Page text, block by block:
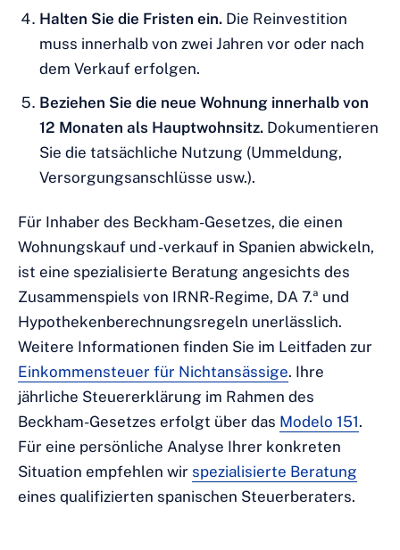
Halten Sie die Fristen ein. Die Reinvestition
muss innerhalb von zwei Jahren vor oder nach
dem Verkauf erfolgen.
Beziehen Sie die neue Wohnung innerhalb von
12 Monaten als Hauptwohnsitz. Dokumentieren
Sie die tatsächliche Nutzung (Ummeldung,
Versorgungsanschlüsse usw.).
Für Inhaber des Beckham-Gesetzes, die einen
Wohnungskauf und -verkauf in Spanien abwickeln,
ist eine spezialisierte Beratung angesichts des
Zusammenspiels von IRNR-Regime, DA 7.ª und
Hypothekenberechnungsregeln unerlässlich.
Weitere Informationen finden Sie im Leitfaden zur
Einkommensteuer für Nichtansässige. Ihre
jährliche Steuererklärung im Rahmen des
Beckham-Gesetzes erfolgt über das Modelo 151.
Für eine persönliche Analyse Ihrer konkreten
Situation empfehlen wir spezialisierte Beratung
eines qualifizierten spanischen Steuerberaters.